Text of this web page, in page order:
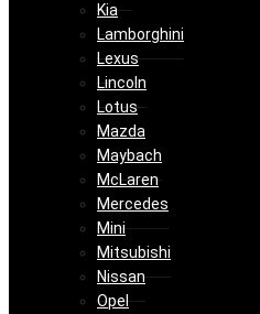
Kia
Lamborghini
Lexus
Lincoln
Lotus
Mazda
Maybach
McLaren
Mercedes
Mini
Mitsubishi
Nissan
Opel